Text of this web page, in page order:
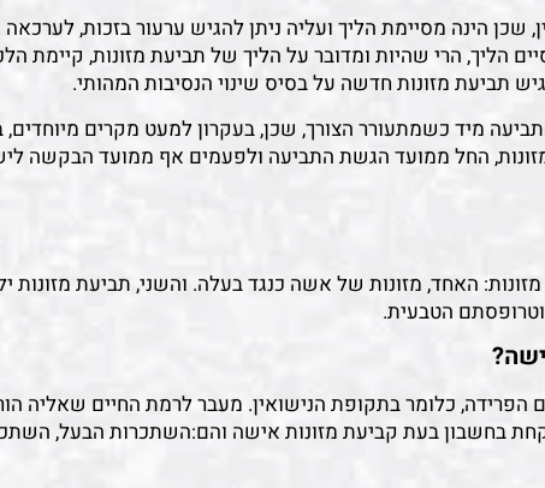
שכן הינה מסיימת הליך ועליה ניתן להגיש ערעור בזכות, לערכאה
הליך, הרי שהיות ומדובר על הליך של תביעת מזונות, קיימת
תביעת מזונות חדשה על בסיס שינוי הנסיבות המהותי.
מיד כשמתעורר הצורך, שכן, בעקרון למעט מקרים מיוחדים,
החל ממועד הגשת התביעה ולפעמים אף ממועד הבקשה
האחד, מזונות של אשה כנגד בעלה. והשני, תביעת מזונות
הטבעית.
הפרידה, כלומר בתקופת הנישואין. מעבר לרמת החיים שאליה
בחשבון בעת קביעת מזונות אישה והם:השתכרות הבעל,